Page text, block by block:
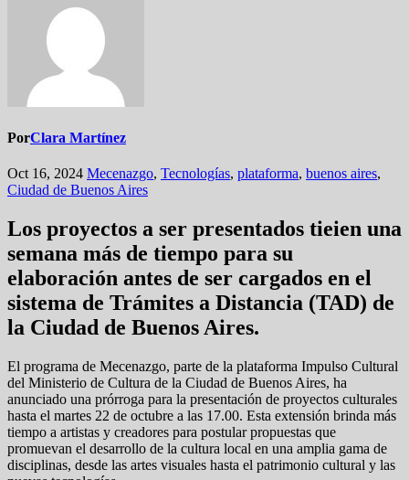
PorClara Martínez
Oct 16, 2024 Mecenazgo, Tecnologías, plataforma, buenos aires,
Ciudad de Buenos Aires
Los proyectos a ser presentados tieien una
semana más de tiempo para su
elaboración antes de ser cargados en el
sistema de Trámites a Distancia (TAD) de
la Ciudad de Buenos Aires.
El programa de Mecenazgo, parte de la plataforma Impulso Cultural
del Ministerio de Cultura de la Ciudad de Buenos Aires, ha
anunciado una prórroga para la presentación de proyectos culturales
hasta el martes 22 de octubre a las 17.00. Esta extensión brinda más
tiempo a artistas y creadores para postular propuestas que
promuevan el desarrollo de la cultura local en una amplia gama de
disciplinas, desde las artes visuales hasta el patrimonio cultural y las